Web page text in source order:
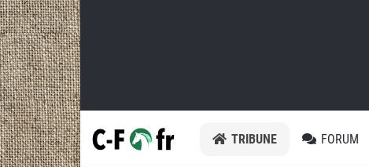
TRIBUNE FORUM